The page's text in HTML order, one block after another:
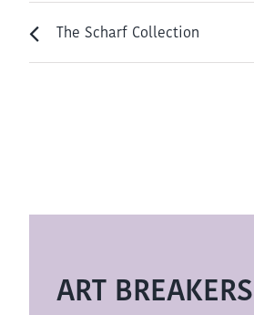
The Scharf Collection
ART